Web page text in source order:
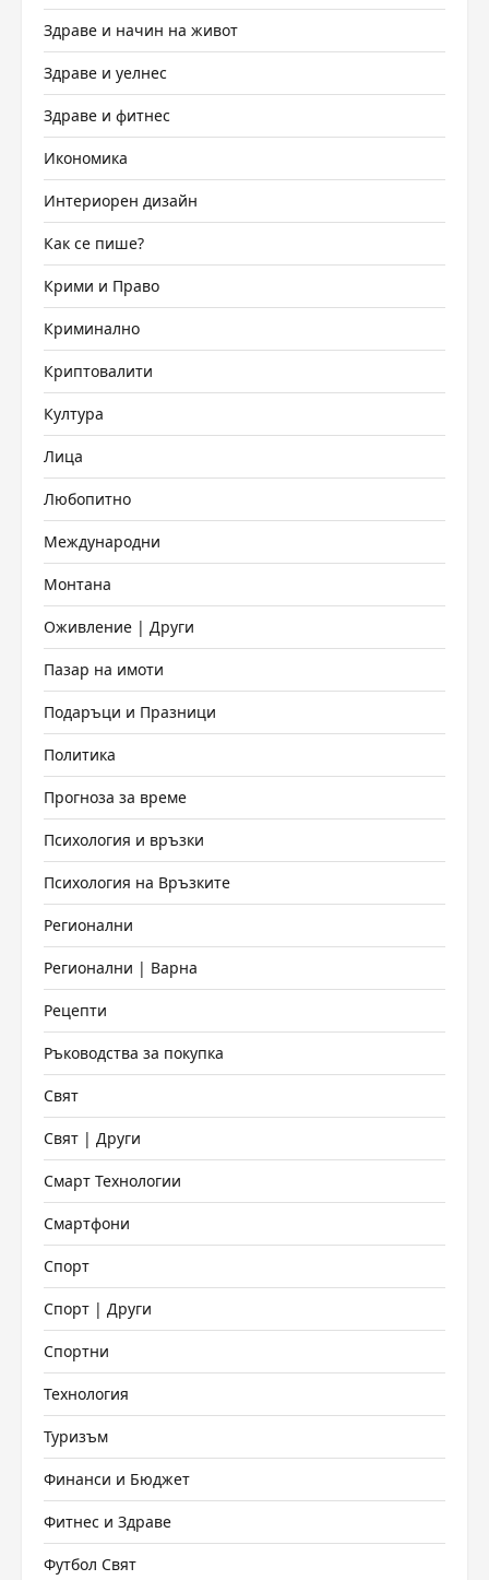
Здраве и начин на живот
Здраве и уелнес
Здраве и фитнес
Икономика
Интериорен дизайн
Как се пише?
Крими и Право
Криминално
Криптовалити
Култура
Лица
Любопитно
Международни
Монтана
Оживление | Други
Пазар на имоти
Подаръци и Празници
Политика
Прогноза за време
Психология и връзки
Психология на Връзките
Регионални
Регионални | Варна
Рецепти
Ръководства за покупка
Свят
Свят | Други
Смарт Технологии
Смартфони
Спорт
Спорт | Други
Спортни
Технология
Туризъм
Финанси и Бюджет
Фитнес и Здраве
Футбол Свят